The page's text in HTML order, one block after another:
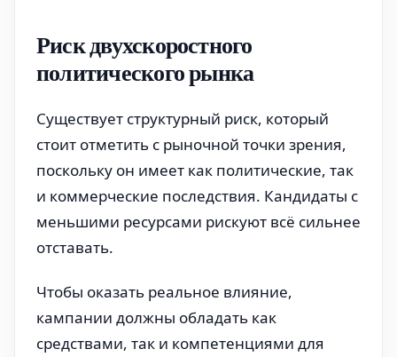
Риск двухскоростного
политического рынка
Существует структурный риск, который
стоит отметить с рыночной точки зрения,
поскольку он имеет как политические, так
и коммерческие последствия. Кандидаты с
меньшими ресурсами рискуют всё сильнее
отставать.
Чтобы оказать реальное влияние,
кампании должны обладать как
средствами, так и компетенциями для